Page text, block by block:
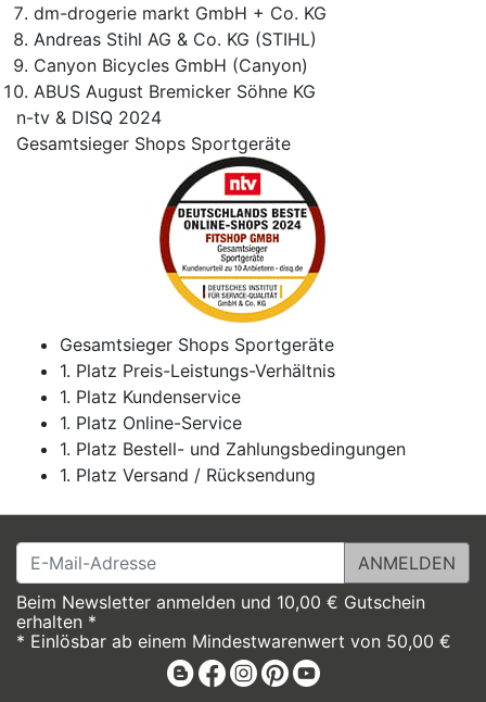
dm-drogerie markt GmbH + Co. KG
Andreas Stihl AG & Co. KG (STIHL)
Canyon Bicycles GmbH (Canyon)
ABUS August Bremicker Söhne KG
n-tv & DISQ 2024
Gesamtsieger Shops Sportgeräte
Gesamtsieger Shops Sportgeräte
1. Platz Preis-Leistungs-Verhältnis
1. Platz Kundenservice
1. Platz Online-Service
1. Platz Bestell- und Zahlungsbedingungen
1. Platz Versand / Rücksendung
E-Mail-Adresse
Beim Newsletter anmelden und 10,00 € Gutschein
erhalten *
* Einlösbar ab einem Mindestwarenwert von 50,00 €
BlogFacebook
Instagram
Pinterest